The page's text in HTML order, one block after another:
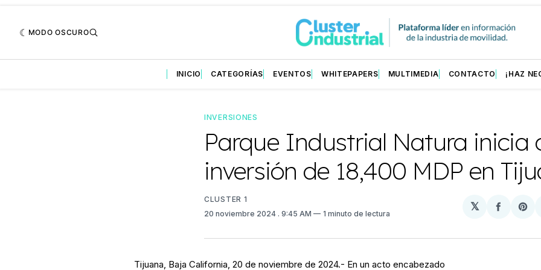
MODO OSCURO
INICIO CATEGORÍAS EVENTOS WHITEPAPERS MULTIMEDIA CONTACTO ¡HAZ
INVERSIONES
Parque Industrial Natura inicia
inversión de 18,400 MDP en
CLUSTER 1
20 noviembre 2024 . 9:45 AM 1 minuto de lectura
𝕏
Tijuana, Baja California, 20 de noviembre de 2024.- En un acto encabezado